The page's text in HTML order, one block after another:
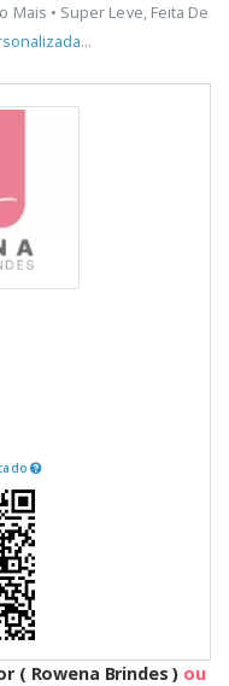
Mais • Super Leve, Feita De
...
( Rowena Brindes ) ou